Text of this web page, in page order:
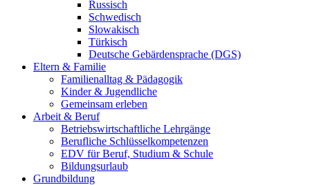
Russisch
Schwedisch
Slowakisch
Türkisch
Deutsche Gebärdensprache (DGS)
Eltern & Familie
Familienalltag & Pädagogik
Kinder & Jugendliche
Gemeinsam erleben
Arbeit & Beruf
Betriebswirtschaftliche Lehrgänge
Berufliche Schlüsselkompetenzen
EDV für Beruf, Studium & Schule
Bildungsurlaub
Grundbildung